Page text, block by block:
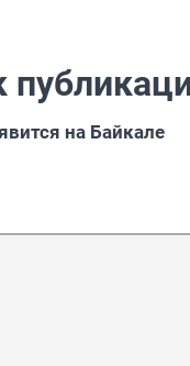
на Байкале